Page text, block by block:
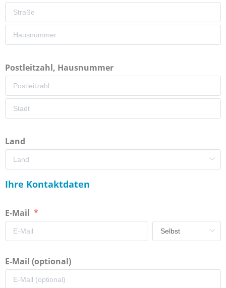
Postleitzahl, Hausnummer
Land
Ihre Kontaktdaten
E-Mail
E-Mail (optional)